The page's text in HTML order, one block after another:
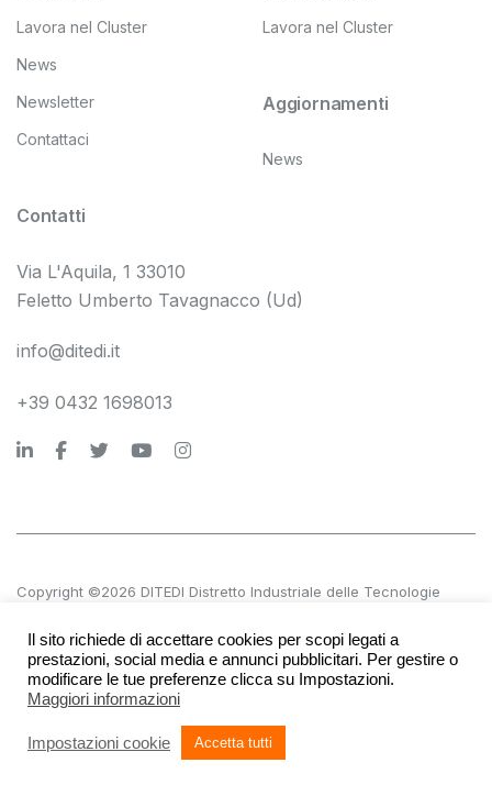
Lavora nel Cluster
News
Newsletter
Contattaci
Lavora nel Cluster
Aggiornamenti
News
Contatti
Via L'Aquila, 1 33010
Feletto Umberto Tavagnacco (Ud)
info@ditedi.it
+39 0432 1698013
Copyright ©2026 DITEDI Distretto Industriale delle Tecnologie
P.IVA 02561380300 | REA UD 270601
Credits
Il sito richiede di accettare cookies per scopi legati a
prestazioni, social media e annunci pubblicitari. Per gestire o
modificare le tue preferenze clicca su Impostazioni.
Maggiori informazioni
Impostazioni cookie Accetta tutti